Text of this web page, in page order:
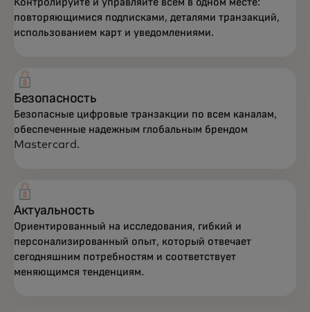
повторяющимися подписками, деталями транзакций,
использованием карт и уведомлениями.
Безопасность
Безопасные цифровые транзакции по всем каналам,
обеспеченные надежным глобальным брендом
Mastercard.
Актуальность
Ориентированный на исследования, гибкий и
персонализированный опыт, который отвечает
сегодняшним потребностям и соответствует
меняющимся тенденциям.